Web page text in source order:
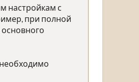
настройкам с
при полной